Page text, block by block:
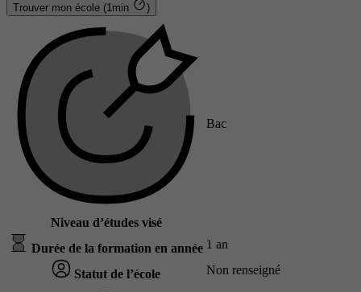
Trouver mon école (1min )
Niveau d’études visé
Bac
Durée de la formation en année 1 an
Statut de l’école Non renseigné